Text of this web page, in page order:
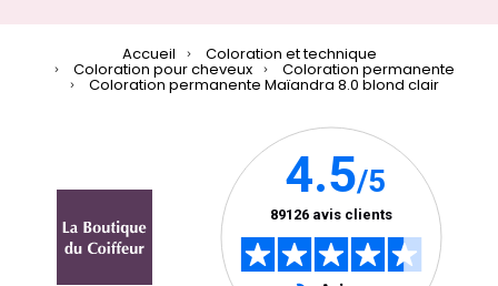
Accueil Coloration et technique
Coloration pour cheveux Coloration permanente
Coloration permanente Maïandra 8.0 blond clair